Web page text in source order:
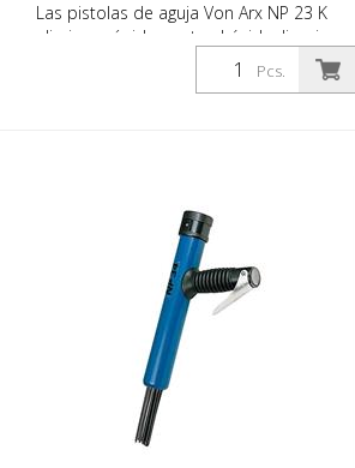
Las pistolas de aguja Von Arx NP 23 K
eliminan rápidamente el óxido, limpian,
purifican y desbastan. Esencialmente
alisan las superficies irregulares. A
para cada trabajo. Con agujas de 2, 3 o 4
mm según se requiera. El peso: 2,2 kg (4,9
libras) Consumo de aire: 100 L/min. (3.5
cfm) Agujas de 3 mm: 19 piezas Presión
de aire: máx. 7 bar (100 psi) Conexión: G
1/4 '' Nivel de ruido: 109 dB (A)
Pcs.